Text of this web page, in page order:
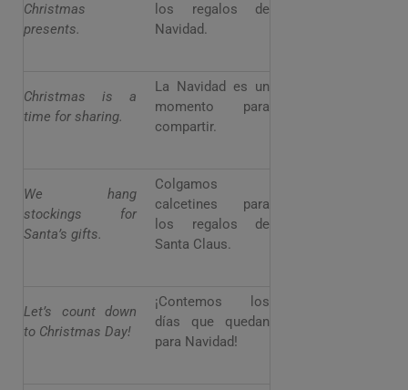
Christmas
presents.
los regalos de
Navidad.
Christmas is a
time for sharing.
La Navidad es un
momento para
compartir.
We hang
stockings for
Santa’s gifts.
Colgamos
calcetines para
los regalos de
Santa Claus.
Let’s count down
to Christmas Day!
¡Contemos los
días que quedan
para Navidad!